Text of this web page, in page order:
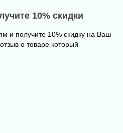
10% скидки
и получите 10% скидку на Ваш
о товаре который